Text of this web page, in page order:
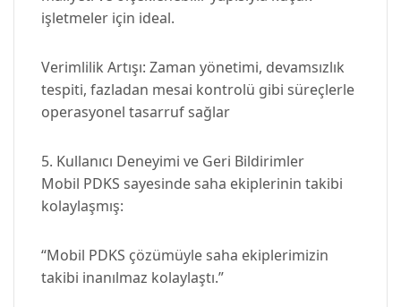
işletmeler için ideal.
Verimlilik Artışı: Zaman yönetimi, devamsızlık
tespiti, fazladan mesai kontrolü gibi süreçlerle
operasyonel tasarruf sağlar
5. Kullanıcı Deneyimi ve Geri Bildirimler
Mobil PDKS sayesinde saha ekiplerinin takibi
kolaylaşmış:
“Mobil PDKS çözümüyle saha ekiplerimizin
takibi inanılmaz kolaylaştı.”